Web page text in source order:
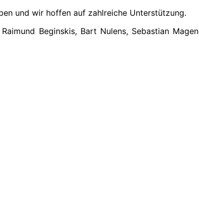
und wir hoffen auf zahlreiche Unterstützung.
Beginskis, Bart Nulens, Sebastian